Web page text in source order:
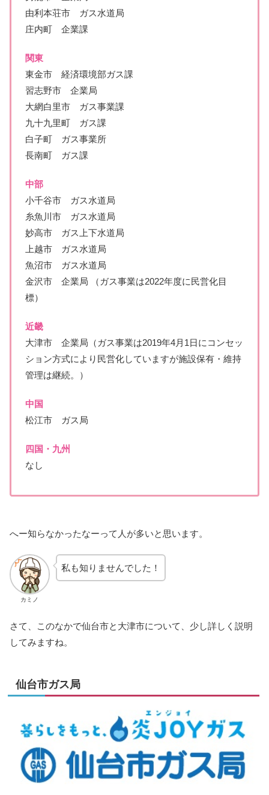
由利本荘市 ガス水道局
庄内町 企業課
関東
東金市 経済環境部ガス課
習志野市 企業局
大網白里市 ガス事業課
九十九里町 ガス課
白子町 ガス事業所
長南町 ガス課
中部
小千谷市 ガス水道局
糸魚川市 ガス水道局
妙高市 ガス上下水道局
上越市 ガス水道局
魚沼市 ガス水道局
金沢市 企業局 （ガス事業は2022年度に民営化目
標）
近畿
大津市 企業局（ガス事業は2019年4月1日にコンセッ
ション方式により民営化していますが施設保有・維持
管理は継続。）
中国
松江市 ガス局
四国・九州
なし
へー知らなかったなーって人が多いと思います。
カミノ
私も知りませんでした！
さて、このなかで仙台市と大津市について、少し詳しく説明
してみますね。
仙台市ガス局